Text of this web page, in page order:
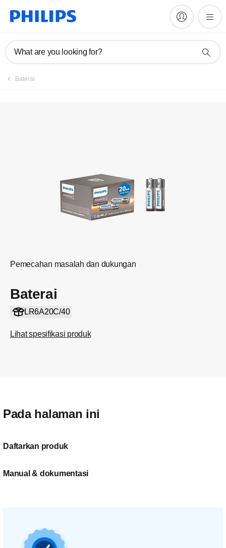
What are you looking for?
Baterai
Pemecahan masalah dan dukungan
Baterai
LR6A20C/40
Lihat spesifikasi produk
Pada halaman ini
Daftarkan produk
Manual & dokumentasi